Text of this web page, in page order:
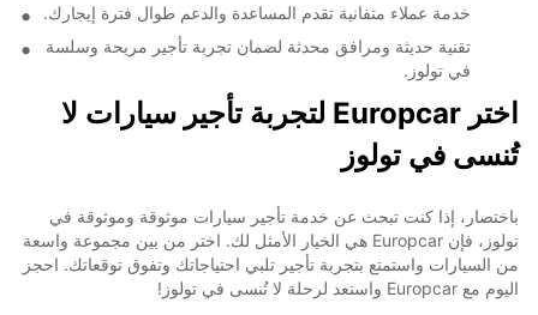
خدمة عملاء متفانية تقدم المساعدة والدعم طوال فترة إيجارك.
تقنية حديثة ومرافق محدثة لضمان تجربة تأجير مريحة وسلسة
في تولوز.
اختر Europcar لتجربة تأجير سيارات لا
تُنسى في تولوز
باختصار، إذا كنت تبحث عن خدمة تأجير سيارات موثوقة وموثوقة في
تولوز، فإن Europcar هي الخيار الأمثل لك. اختر من بين مجموعة واسعة
من السيارات واستمتع بتجربة تأجير تلبي احتياجاتك وتفوق توقعاتك. احجز
اليوم مع Europcar واستعد لرحلة لا تُنسى في تولوز!